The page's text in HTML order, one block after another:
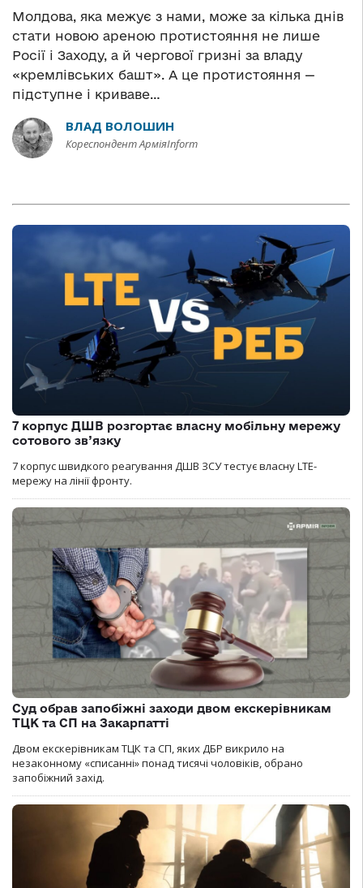
Молдова, яка межує з нами, може за кілька днів
стати новою ареною протистояння не лише
Росії і Заходу, а й чергової гризні за владу
«кремлівських башт». А це протистояння —
підступне і криваве…
ВЛАД ВОЛОШИН
Кореспондент АрміяInform
7 корпус ДШВ розгортає власну мобільну мережу
сотового зв’язку
7 корпус швидкого реагування ДШВ ЗСУ тестує власну LTE-
мережу на лінії фронту.
Суд обрав запобіжні заходи двом екскерівникам
ТЦК та СП на Закарпатті
Двом екскерівникам ТЦК та СП, яких ДБР викрило на
незаконному «списанні» понад тисячі чоловіків, обрано
запобіжний захід.